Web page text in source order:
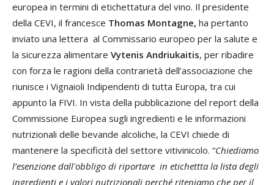
europea in termini di etichettatura del vino. Il presidente
della CEVI, il francesce Thomas Montagne, ha pertanto
inviato una lettera al Commissario europeo per la salute e
la sicurezza alimentare Vytenis Andriukaitis, per ribadire
con forza le ragioni della contrarietà dell’associazione che
riunisce i Vignaioli Indipendenti di tutta Europa, tra cui
appunto la FIVI. In vista della pubblicazione del report della
Commissione Europea sugli ingredienti e le informazioni
nutrizionali delle bevande alcoliche, la CEVI chiede di
mantenere la specificità del settore vitivinicolo. “Chiediamo
l’esenzione dall'obbligo di riportare in etichettta la lista degli
ingredienti e i valori nutrizionali perché riteniamo che per il